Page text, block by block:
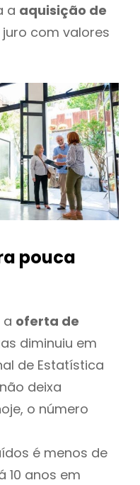
a aquisição de
com valores
pouca
a oferta de
diminuiu em
de Estatística
deixa
o número
é menos de
10 anos em